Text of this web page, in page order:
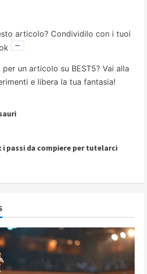
articolo? Condividilo con i tuoi
un articolo su BEST5? Vai alla
e libera la tua fantasia!
passi da compiere per tutelarci